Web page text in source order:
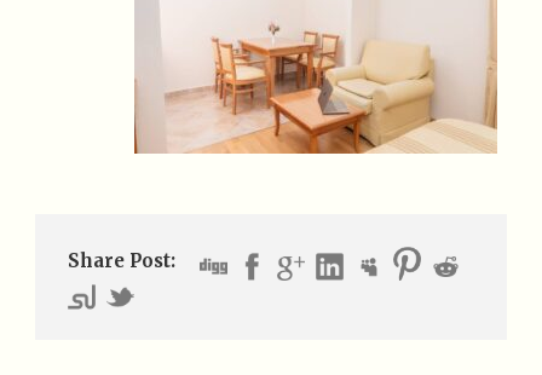
Share Post: